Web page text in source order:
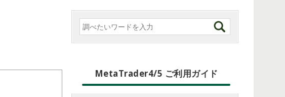
MetaTrader4/5 ご利用ガイド